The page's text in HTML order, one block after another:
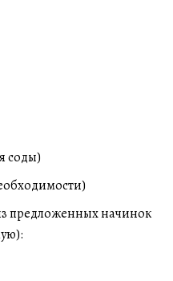
соды)
предложенных начинок